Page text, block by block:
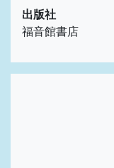
出版社
福音館書店